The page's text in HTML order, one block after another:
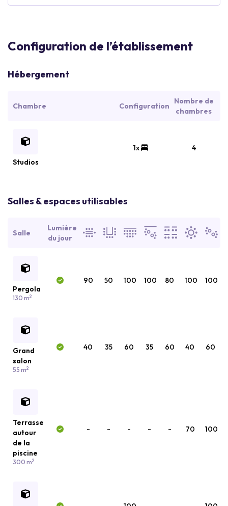
Configuration de l’établissement
Hébergement
Chambre Configuration
Nombre de
chambres
Studios
1x 4
Salles & espaces utilisables
Salle
Lumière
du jour
Pergola
130 m2
90 50 100 100 80 100 100
Grand
salon
55 m2
40 35 60 35 60 40 60
Terrasse
autour
de la
piscine
300 m2
- - - - - 70 100